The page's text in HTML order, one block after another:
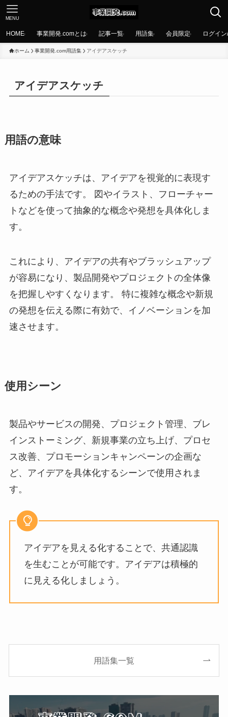
MENU
HOME 事業開発.comとは 記事一覧 用語集 会員限定 ログイ
ホーム 事業開発.com用語集 アイデアスケッチ
アイデアスケッチ
用語の意味
アイデアスケッチは、アイデアを視覚的に表現す
るための手法です。 図やイラスト、フローチャー
トなどを使って抽象的な概念や発想を具体化しま
す。
これにより、アイデアの共有やブラッシュアップ
が容易になり、製品開発やプロジェクトの全体像
を把握しやすくなります。 特に複雑な概念や新規
の発想を伝える際に有効で、イノベーションを加
速させます。
使用シーン
製品やサービスの開発、プロジェクト管理、ブレ
インストーミング、新規事業の立ち上げ、プロセ
ス改善、プロモーションキャンペーンの企画な
ど、アイデアを具体化するシーンで使用されま
す。
アイデアを見える化することで、共通認識
を生むことが可能です。アイデアは積極的
に見える化しましょう。
用語集一覧